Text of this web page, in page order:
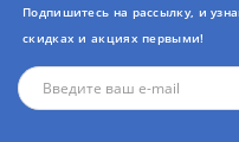
Подпишитесь на рассылку, и
скидках и акциях первыми!